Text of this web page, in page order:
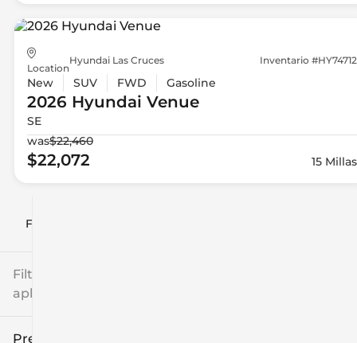
Filtrar por
Filtros
aplicados
Precio
Location
Hyundai Las Cruces Inventario #HY74712
New SUV FWD Gasoline
2026 Hyundai Venue
SE
was$22,460
$22,072 15 Millas